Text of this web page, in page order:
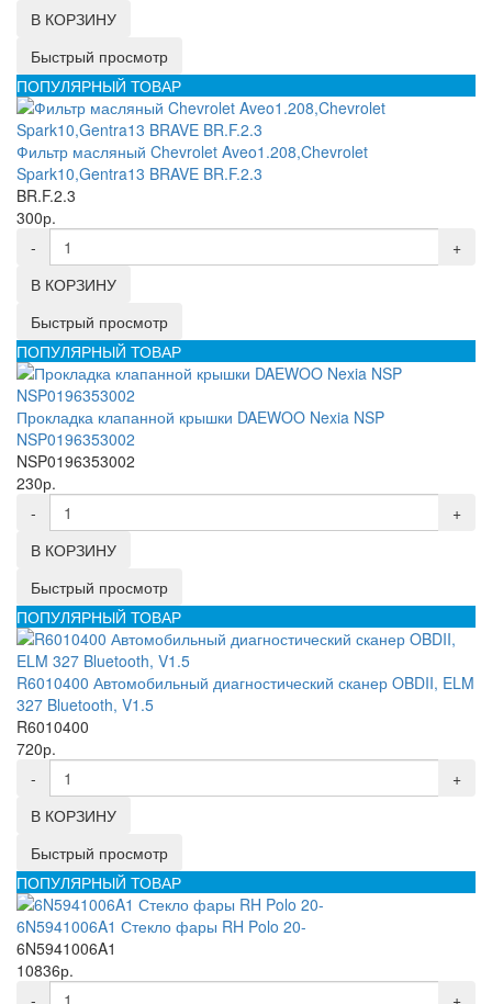
В КОРЗИНУ
Быстрый просмотр
ПОПУЛЯРНЫЙ ТОВАР
Фильтр масляный Chevrolet Aveo1.208,Chevrolet
Spark10,Gentra13 BRAVE BR.F.2.3
BR.F.2.3
300р.
-
+
В КОРЗИНУ
Быстрый просмотр
ПОПУЛЯРНЫЙ ТОВАР
Прокладка клапанной крышки DAEWOO Nexia NSP
NSP0196353002
NSP0196353002
230р.
-
+
В КОРЗИНУ
Быстрый просмотр
ПОПУЛЯРНЫЙ ТОВАР
R6010400 Автомобильный диагностический сканер OBDII, ELM
327 Bluetooth, V1.5
R6010400
720р.
-
+
В КОРЗИНУ
Быстрый просмотр
ПОПУЛЯРНЫЙ ТОВАР
6N5941006A1 Стекло фары RH Polo 20-
6N5941006A1
10836р.